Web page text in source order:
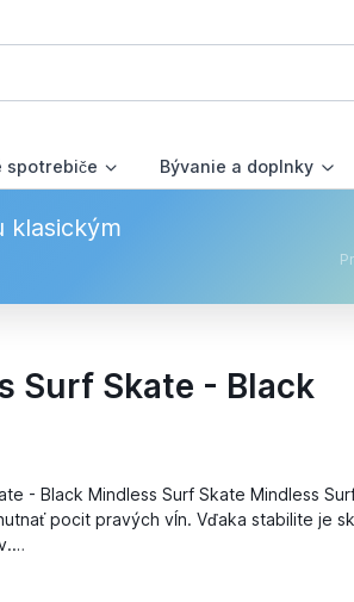
spotrebiče Bývanie a doplnky
klasickým
Surf Skate - Black
- Black Mindless Surf Skate Mindless
pocit pravých vĺn. Vďaka stabilite je